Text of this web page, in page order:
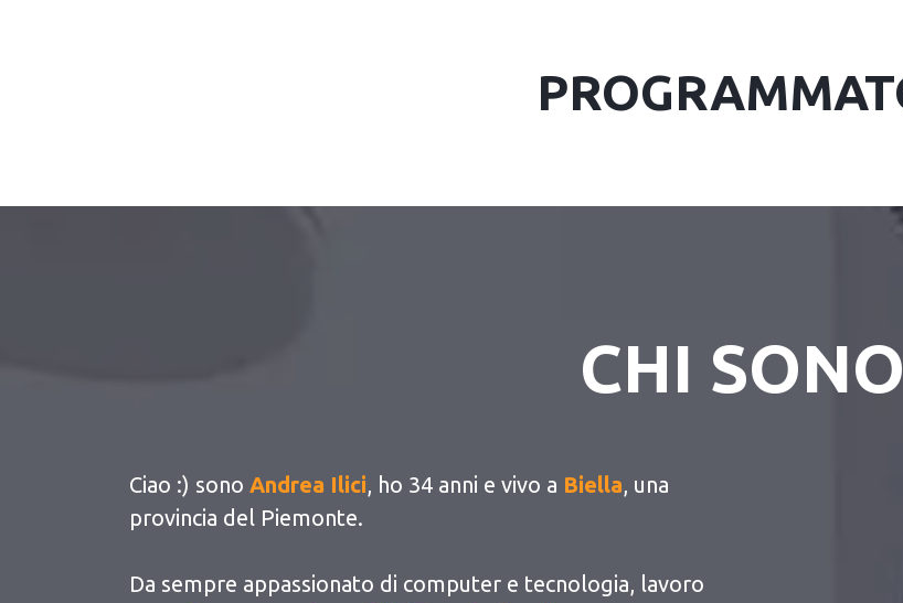
CON|
CHI SONO
Ciao :) sono Andrea Ilici, ho 34 anni e vivo a Biella, una
provincia del Piemonte.
Da sempre appassionato di computer e tecnologia, lavoro